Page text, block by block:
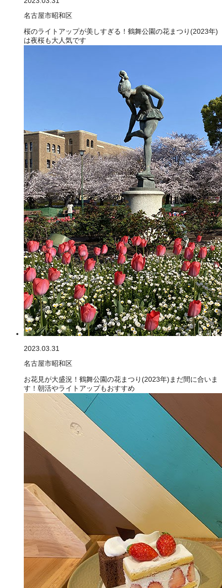
名古屋市昭和区
桜のライトアップが美しすぎる！鶴舞公園の花まつり(2023年)
は夜桜も大人気です
2023.03.31
名古屋市昭和区
お花見が大盛況！鶴舞公園の花まつり(2023年)まだ間に合いま
す！朝活やライトアップもおすすめ